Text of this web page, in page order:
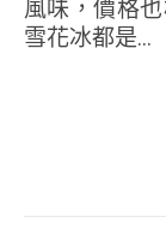
風味，價格
雪花冰都是...